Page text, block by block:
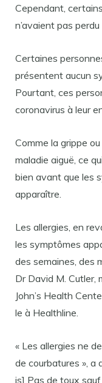
Cependant,
n’avaient pas
Certaines
présentent aucun
Pourtant, ces
coronavirus à leur
Comme la grippe
maladie aiguë, ce
bien avant que les
apparaître.
Les allergies, en
les symptômes
des semaines, des
Dr David M. Cutler,
John’s Health
le à Healthline.
« Les allergies ne
de courbatures », a
is] Pas de toux